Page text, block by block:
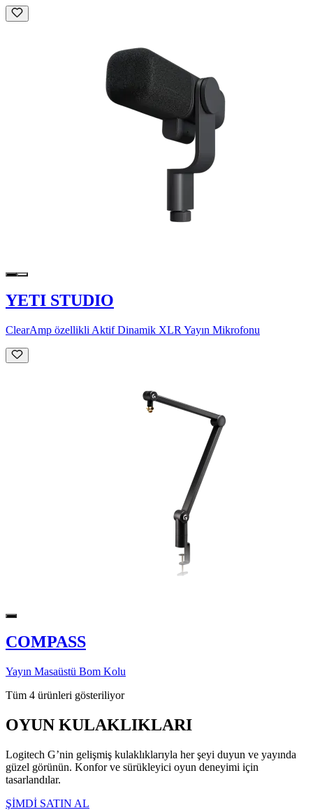
YETI STUDIO
ClearAmp özellikli Aktif Dinamik XLR Yayın Mikrofonu
COMPASS
Yayın Masaüstü Bom Kolu
Tüm 4 ürünleri gösteriliyor
OYUN KULAKLIKLARI
Logitech G’nin gelişmiş kulaklıklarıyla her şeyi duyun ve yayında
güzel görünün. Konfor ve sürükleyici oyun deneyimi için
tasarlandılar.
ŞİMDİ SATIN AL